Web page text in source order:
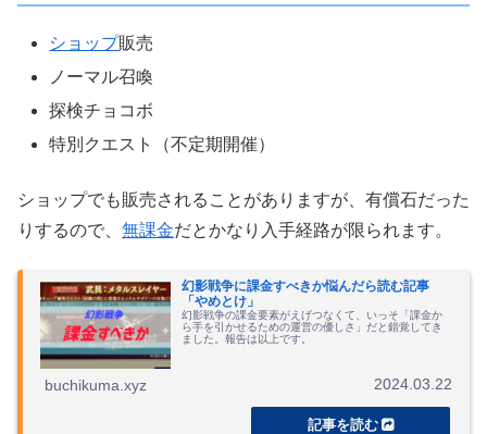
ショップ販売
ノーマル召喚
探検チョコボ
特別クエスト（不定期開催）
ショップでも販売されることがありますが、有償石だった
りするので、 無課金だとかなり入手経路が限られます。
幻影戦争に課金すべきか悩んだら読む記事
「やめとけ」
幻影戦争の課金要素がえげつなくて、いっそ「課金か
ら手を引かせるための運営の優しさ」だと錯覚してき
ました。報告は以上です。
buchikuma.xyz 2024.03.22